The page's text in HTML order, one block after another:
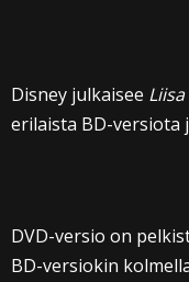
Disney julkaisee
erilaista BD-versiota
DVD-versio on
BD-versiokin